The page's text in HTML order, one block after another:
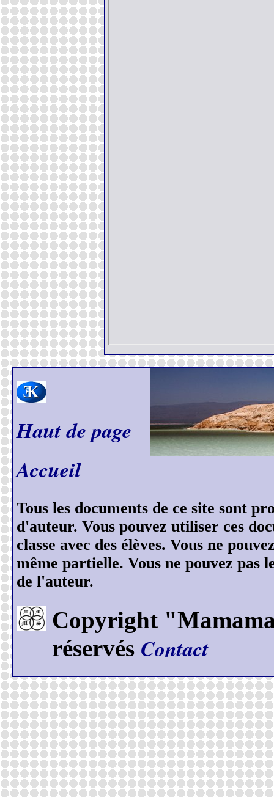
Haut de page
Accueil
Tous les documents de ce site sont
d'auteur. Vous pouvez utiliser ces
classe avec des élèves. Vous ne
même partielle. Vous ne pouvez pas
de l'auteur.
Copyright
réservés Contact